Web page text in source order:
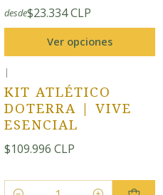
desde$23.334 CLP
Ver opciones
|
KIT ATLÉTICO
DOTERRA | VIVE
ESENCIAL
$109.996 CLP